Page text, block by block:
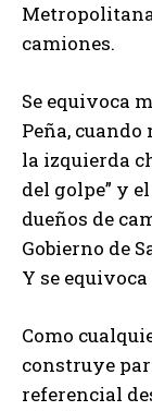
camiones.
Se equivoca
Peña,
la izquierda
del golpe” y
dueños de
Gobierno de
Y se
Como
construye
referencial